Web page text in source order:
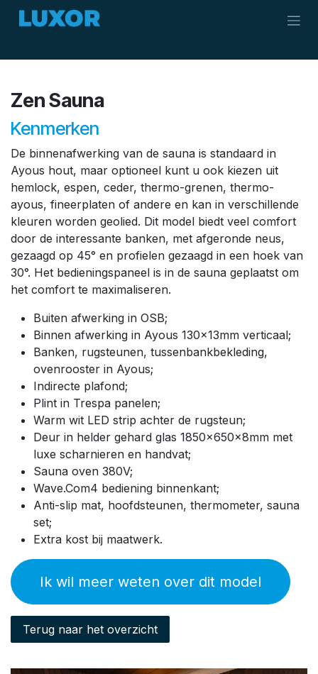
Skip to Content
Zen Sauna
Kenmerken
De binnenafwerking van de sauna is standaard in
Ayous hout, maar optioneel kunt u ook kiezen uit
hemlock, espen, ceder, thermo-grenen, thermo-
ayous, fineerplaten of andere en kan in verschillende
kleuren worden geolied. Dit model biedt veel comfort
door de interessante banken, met afgeronde neus,
gezaagd op 45° en profielen gezaagd in een hoek van
30°. Het bedieningspaneel is in de sauna geplaatst om
het comfort te maximaliseren.
Buiten afwerking in OSB;
Binnen afwerking in Ayous 130x13mm verticaal;
Banken, rugsteunen, tussenbankbekleding,
ovenrooster in Ayous;
Indirecte plafond;
Plint in Trespa panelen;
Warm wit LED strip achter de rugsteun;
Deur in helder gehard glas 1850x650x8mm met
luxe scharnieren en handvat;
Sauna oven 380V;
Wave.Com4 bediening binnenkant;
Anti-slip mat, hoofdsteunen, thermometer, sauna
set;
Extra kost bij maatwerk.
Ik wil meer weten over dit model
Terug naar het overzicht